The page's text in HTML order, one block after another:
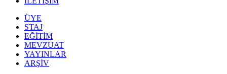
ÜYE
STAJ
EĞİTİM
MEVZUAT
YAYINLAR
ARŞİV